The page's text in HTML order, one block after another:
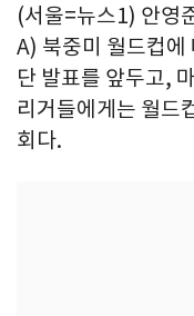
(서울=뉴스1) 안영
A) 북중미 월드컵에
단 발표를 앞두고,
리거들에게는 월드
회다.